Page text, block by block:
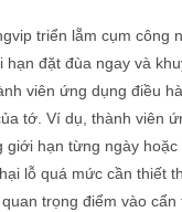
triển lẵm cụm công
đặt đùa ngay và
viên ứng dụng điều
tớ. Ví dụ, thành viên
giới hạn từng ngày hoặc
lỗ quá mức cần thiết
trọng điểm vào cẩn